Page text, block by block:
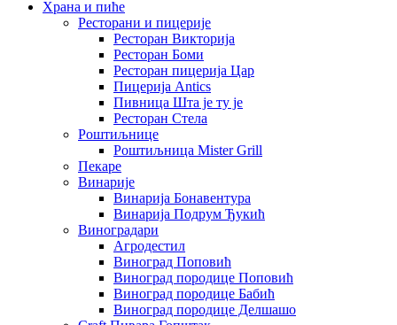
Храна и пиће
Ресторани и пицерије
Ресторан Викторија
Ресторан Боми
Ресторан пицерија Цар
Пицерија Аntics
Пивница Шта је ту је
Ресторан Стела
Роштиљнице
Роштиљница Mister Grill
Пекаре
Винарије
Винарија Бонавентура
Винарија Подрум Ђукић
Виноградари
Агродестил
Виноград Поповић
Виноград породице Поповић
Виноград породице Бабић
Виноград породице Делшашо